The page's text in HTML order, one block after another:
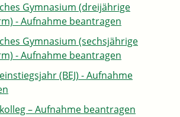
Gymnasium (dreijährige
- Aufnahme beantragen
Gymnasium (sechsjährige
- Aufnahme beantragen
(BEJ) - Aufnahme
– Aufnahme beantragen